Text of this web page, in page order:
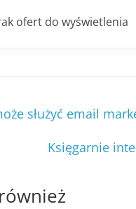
służyć email
Księgarnie